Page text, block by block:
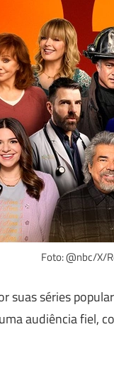
Foto: @nbc/X/
suas séries
audiência fiel,